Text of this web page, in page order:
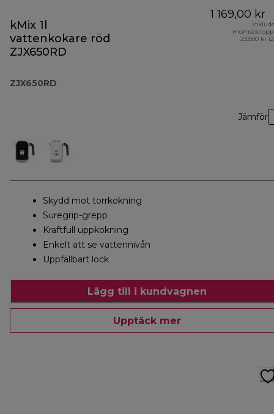
kMix 1l
vattenkokare röd
ZJX650RD
ZJX650RD
1 169,00 kr
233,80 kr
Jämför
Skydd mot torrkokning
Suregrip-grepp
Kraftfull uppkokning
Enkelt att se vattennivån
Uppfällbart lock
Lägg till i kundvagnen
Upptäck mer